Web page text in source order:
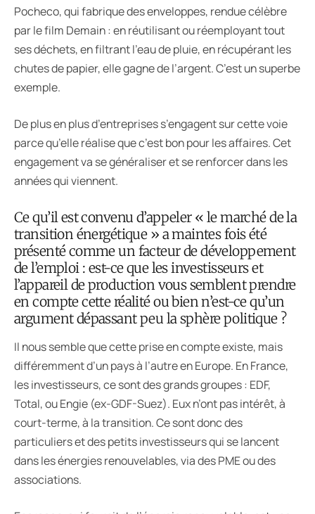
Pocheco, qui fabrique des enveloppes, rendue célèbre
par le film Demain : en réutilisant ou réemployant tout
ses déchets, en filtrant l’eau de pluie, en récupérant les
chutes de papier, elle gagne de l’argent. C’est un superbe
exemple.
De plus en plus d’entreprises s’engagent sur cette voie
parce qu’elle réalise que c’est bon pour les affaires. Cet
engagement va se généraliser et se renforcer dans les
années qui viennent.
Ce qu’il est convenu d’appeler « le marché de la
transition énergétique » a maintes fois été
présenté comme un facteur de développement
de l’emploi : est-ce que les investisseurs et
l’appareil de production vous semblent prendre
en compte cette réalité ou bien n’est-ce qu’un
argument dépassant peu la sphère politique ?
Il nous semble que cette prise en compte existe, mais
différemment d’un pays à l’autre en Europe. En France,
les investisseurs, ce sont des grands groupes : EDF,
Total, ou Engie (ex-GDF-Suez). Eux n’ont pas intérêt, à
court-terme, à la transition. Ce sont donc des
particuliers et des petits investisseurs qui se lancent
dans les énergies renouvelables, via des PME ou des
associations.